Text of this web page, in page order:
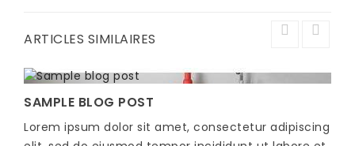
ARTICLES SIMILAIRES
SAMPLE BLOG POST
Lorem ipsum dolor sit amet, consectetur adipiscing